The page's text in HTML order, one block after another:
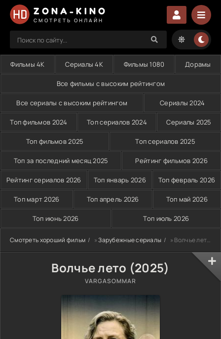
ZONA-KINO
СМОТРЕТЬ ОНЛАЙН
Фильмы 4K Сериалы 4K Фильмы 1080 Дорамы
Все фильмы с высоким рейтингом
Все сериалы с высоким рейтингом Сериалы 2024
Топ фильмов 2024 Топ сериалов 2024 Сериалы 2025
Топ фильмов 2025 Топ сериалов 2025
Топ за последний месяц 2025 Рейтинг фильмов 2026
Рейтинг сериалов 2026 Топ январь 2026 Топ февраль 2026
Топ март 2026 Топ апрель 2026 Топ май 2026
Топ июнь 2026 Топ июль 2026
Смотреть хороший фильм »Зарубежные сериалы » Волчье лето (2025)
Волчье лето (2025)
VARGASOMMAR